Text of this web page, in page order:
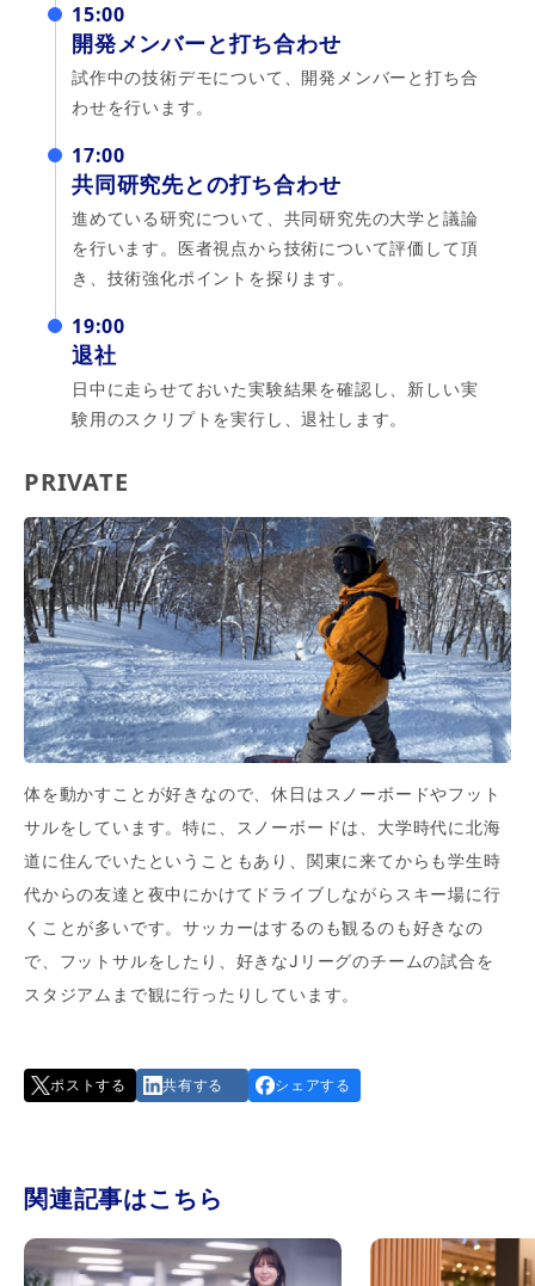
15:00
開発メンバーと打ち合わせ
試作中の技術デモについて、開発メンバーと打ち合
わせを行います。
17:00
共同研究先との打ち合わせ
進めている研究について、共同研究先の大学と議論
を行います。医者視点から技術について評価して頂
き、技術強化ポイントを探ります。
19:00
退社
日中に走らせておいた実験結果を確認し、新しい実
験用のスクリプトを実行し、退社します。
PRIVATE
体を動かすことが好きなので、休日はスノーボードやフット
サルをしています。特に、スノーボードは、大学時代に北海
道に住んでいたということもあり、関東に来てからも学生時
代からの友達と夜中にかけてドライブしながらスキー場に行
くことが多いです。サッカーはするのも観るのも好きなの
で、フットサルをしたり、好きなJリーグのチームの試合を
スタジアムまで観に行ったりしています。
ポストする 共有する シェアする
関連記事はこちら